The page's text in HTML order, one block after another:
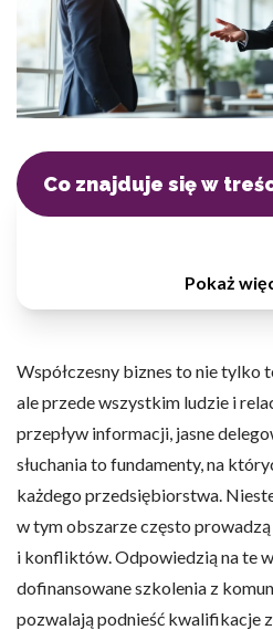
Co znajduje się w
Pokaż
Współczesny biznes to nie tylko
ale przede wszystkim ludzie i
przepływ informacji, jasne
słuchania to fundamenty, na
każdego przedsiębiorstwa.
w tym obszarze często
i konfliktów. Odpowiedzią na te
dofinansowane szkolenia z
pozwalają podnieść kwalifikacje
Statystyka
Statystyczne pliki cookie
sposób różni użytkownicy
Marketing
poszczególnych użytkowników i
reklamodawców strony trzeciej.
Nieklasyfikowane pliki cookie, to